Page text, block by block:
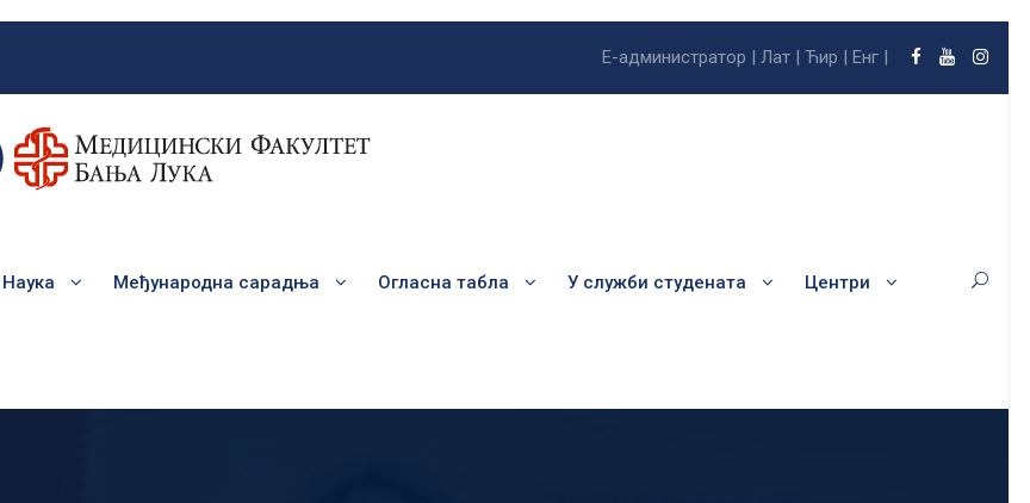
Е-администратор | Лат | Ћир | Енг |
Наука Међународна сарадња Огласна табла У служби студената Центри